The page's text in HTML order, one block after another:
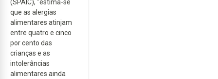
(SPAIC), "estima-se
que as alergias
alimentares atinjam
entre quatro e cinco
por cento das
crianças e as
intolerâncias
alimentares ainda